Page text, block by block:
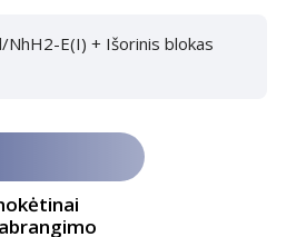
NhH2-E(I) + Išorinis blokas